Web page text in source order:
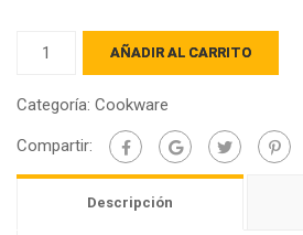
Cup
pattern
AÑADIR AL CARRITO
Categoría: Cookware
Compartir:
Descripción